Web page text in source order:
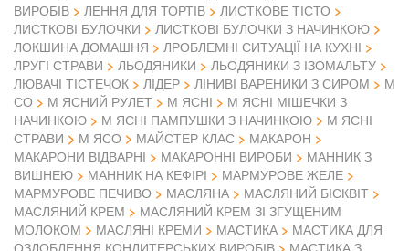
ВИРОБІВ
ЛЕННЯ ДЛЯ ТОРТІВ
ЛИСТКОВЕ ТІСТО
ЛИСТКОВІ БУЛОЧКИ
ЛИСТКОВІ БУЛОЧКИ З НАЧИНКОЮ
ЛОКШИНА ДОМАШНЯ
ЛРОБЛЕМНІ СИТУАЦІЇ НА КУХНІ
ЛРУГІ СТРАВИ
ЛЬОДЯНИКИ
ЛЬОДЯНИКИ З ІЗОМАЛЬТУ
ЛЮВАЧІ ТІСТЕЧОК
ЛІДЕР ЛІНИВІ ВАРЕНИКИ З СИРОМ
М
СО
М ЯСНИЙ РУЛЕТ М ЯСНІ
М ЯСНІ МІШЕЧКИ З
НАЧИНКОЮ
М ЯСНІ ПАМПУШКИ З НАЧИНКОЮ
М ЯСНІ
СТРАВИ
М ЯСО МАЙСТЕР КЛАС
МАКАРОН
МАКАРОНИ ВІДВАРНІ
МАКАРОННІ ВИРОБИ
МАННИК З
ВИШНЕЮ
МАННИК НА КЕФІРІ
МАРМУРОВЕ ЖЕЛЕ
МАРМУРОВЕ ПЕЧИВО
МАСЛЯНА
МАСЛЯНИЙ БІСКВІТ
МАСЛЯНИЙ КРЕМ
МАСЛЯНИЙ КРЕМ ЗІ ЗГУЩЕНИМ
МОЛОКОМ
МАСЛЯНІ КРЕМИ МАСТИКА
МАСТИКА ДЛЯ